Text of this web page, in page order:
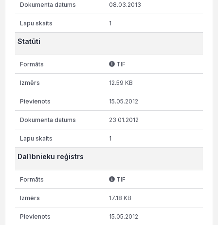
08.03.2013
1
Statūti
TIF
12.59 KB
15.05.2012
23.01.2012
1
Dalībnieku reģistrs
TIF
17.18 KB
15.05.2012